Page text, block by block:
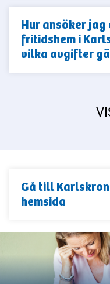
Hur ansöker jag
fritidshem i
vilka avgifter
Gå till
hemsida